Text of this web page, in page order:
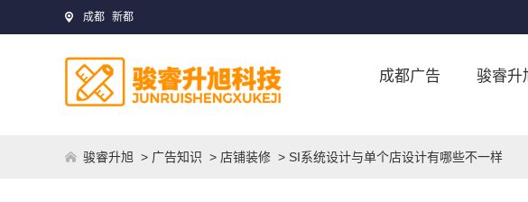
成都 新都
成都广告 骏睿升
骏睿升旭 > 广告知识 > 店铺装修 > SI系统设计与单个店设计有哪些不一样